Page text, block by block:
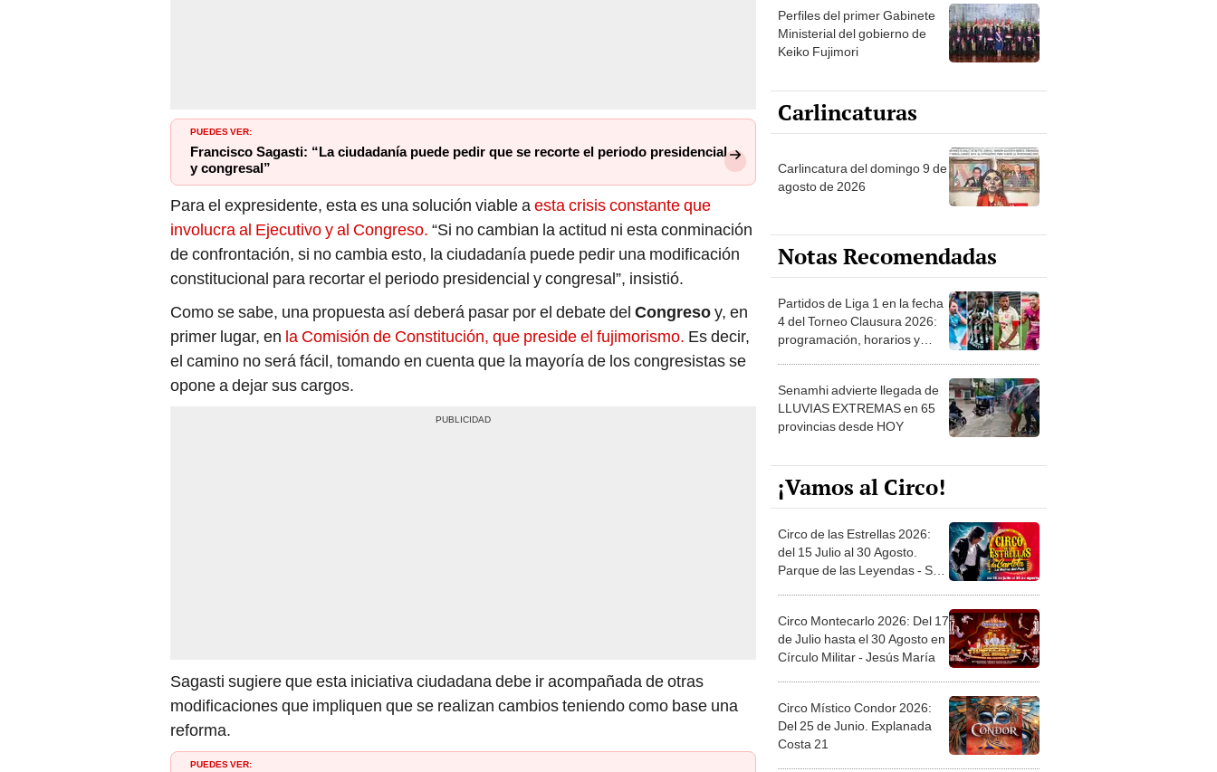
PUEDES VER:
Francisco Sagasti: “La ciudadanía puede pedir que se recorte el periodo presidencial
y congresal”
Para el expresidente, esta es una solución viable aesta crisis constante que
involucra al Ejecutivo y al Congreso. “Si no cambian la actitud ni esta conminación
de confrontación, si no cambia esto, la ciudadanía puede pedir una modificación
constitucional para recortar el periodo presidencial y congresal”, insistió.
Como se sabe, una propuesta así deberá pasar por el debate del Congresoy, en
primer lugar, en la Comisión de Constitución, que preside el fujimorismo. Es decir,
el camino no será fácil, tomando en cuenta que la mayoría de los congresistas se
opone a dejar sus cargos.
Sagasti sugiere que esta iniciativa ciudadana debe ir acompañada de otras
modificaciones que impliquen que se realizan cambios teniendo como base una
reforma.
PUEDES VER:
Perfiles del primer Gabinete
Ministerial del gobierno de
Keiko Fujimori
Carlincaturas
Carlincatura del domingo 9 de
agosto de 2026
Notas Recomendadas
Partidos de Liga 1 en la fecha
4 del Torneo Clausura 2026:
programación, horarios y
Senamhi advierte llegada de
LLUVIAS EXTREMAS en 65
provincias desde HOY
¡Vamos al Circo!
Circo de las Estrellas 2026:
del 15 Julio al 30 Agosto.
Parque de las Leyendas - San
Circo Montecarlo 2026: Del 17
de Julio hasta el 30 Agosto en
Círculo Militar - Jesús María
Circo Místico Condor 2026:
Del 25 de Junio. Explanada
Costa 21